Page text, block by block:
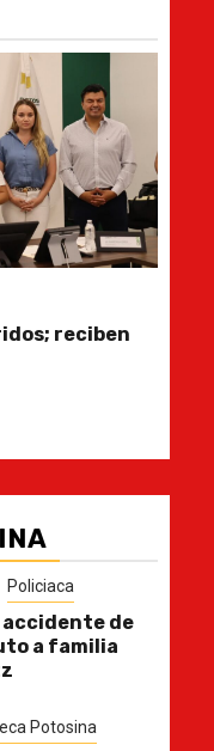
queridos; reciben
Policiaca
de
a familia
Potosina